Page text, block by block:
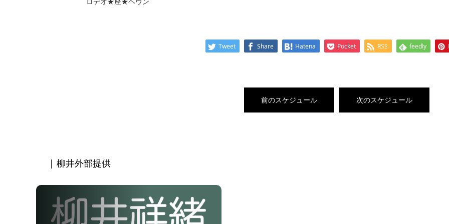
Tweet Share Hatena Pocket RSS feedly
前のスケジュール 次のスケジュール
| 柳井外部提供